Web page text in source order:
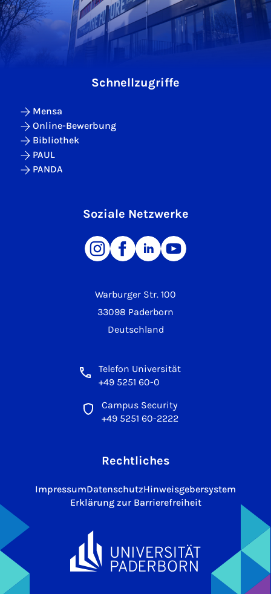
Warburger Str. 100
33098 Paderborn
Deutschland
Telefon Universität
+49 5251 60-0
Campus Security
+49 5251 60-2222
Schnellzugriffe
Mensa
Online-Bewerbung
Bibliothek
PAUL
PANDA
Soziale Netzwerke
Rechtliches
ImpressumDatenschutzHinweisgebersystem
Erklärung zur Barrierefreiheit